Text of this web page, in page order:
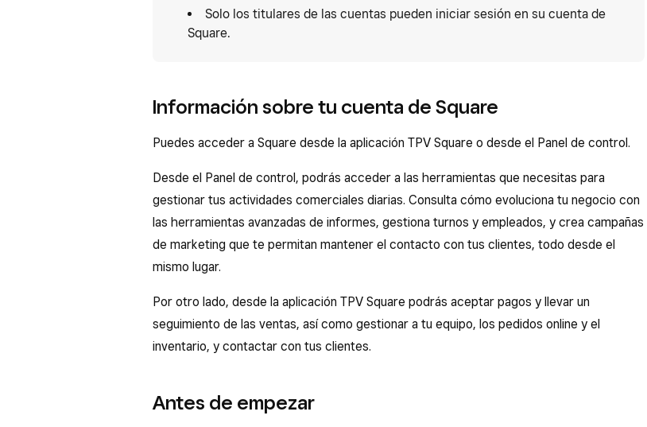
Solo los titulares de las cuentas pueden iniciar sesión en su cuenta de
Square.
Información sobre tu cuenta de Square
Puedes acceder a Square desde la aplicación TPV Square o desde el Panel de control.
Desde el Panel de control, podrás acceder a las herramientas que necesitas para
gestionar tus actividades comerciales diarias. Consulta cómo evoluciona tu negocio con
las herramientas avanzadas de informes, gestiona turnos y empleados, y crea campañas
de marketing que te permitan mantener el contacto con tus clientes, todo desde el
mismo lugar.
Por otro lado, desde la aplicación TPV Square podrás aceptar pagos y llevar un
seguimiento de las ventas, así como gestionar a tu equipo, los pedidos online y el
inventario, y contactar con tus clientes.
Antes de empezar